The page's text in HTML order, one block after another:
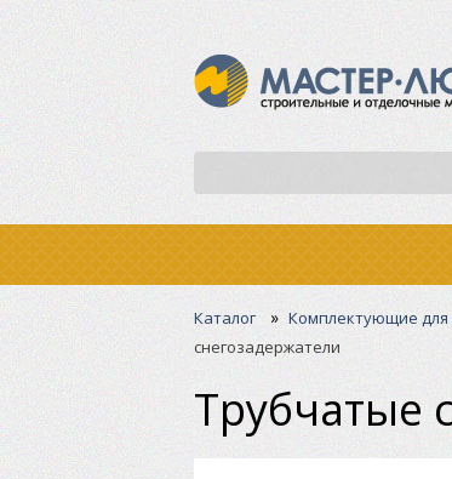
Каталог» Комплектующие для
снегозадержатели
Трубчатые